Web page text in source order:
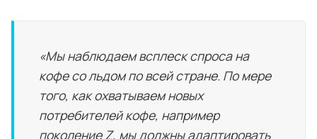
«Мы наблюдаем всплеск спроса на
кофе со льдом по всей стране. По мере
того, как охватываем новых
потребителей кофе, например
поколение Z, мы должны адаптировать